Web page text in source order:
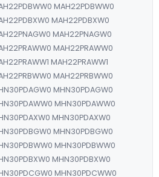
MAH22PDBWW0
MAH22PDBXW0
MAH22PNAGW0
MAH22PRAWW0
MAH22PRAWW1
MAH22PRBWW0
MHN30PDAGW0
MHN30PDAWW0
MHN30PDAXW0
MHN30PDBGW0
MHN30PDBWW0
MHN30PDBXW0
MHN30PDCWW0